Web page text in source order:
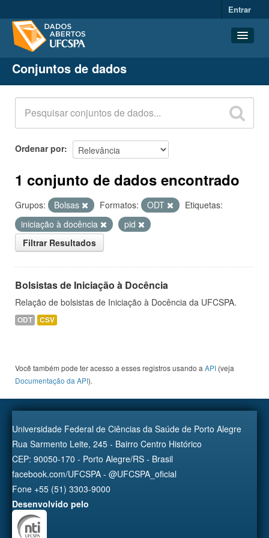
Entrar
Conjuntos de dados
Organizações
Grupos
Sobre
Conjuntos de dados
Ordenar por
1 conjunto de dados encontrado
Grupos: Bolsas Formatos: ODT
Etiquetas:
iniciação à docência
pid
Filtrar Resultados
Bolsistas de Iniciação à Docência
Relação de bolsistas de Iniciação à Docência da UFCSPA.
ODT CSV
Você também pode ter acesso a esses registros usando a API (veja
Documentação da API).
Universidade Federal de Ciências da Saúde de Porto Alegre
Rua Sarmento Leite, 245 - Bairro Centro Histórico
CEP: 90050-170 - Porto Alegre/RS - Brasil
facebook.com/UFCSPA - @UFCSPA_oficial
Fone +55 (51) 3303-9000
Desenvolvido pelo